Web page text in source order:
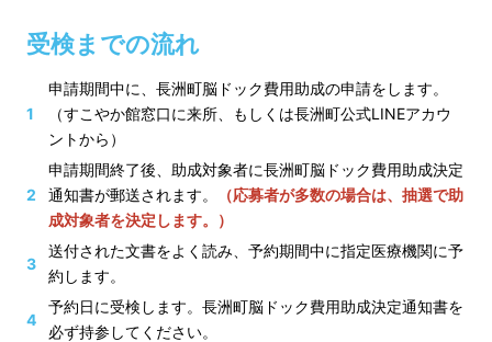
受検までの流れ
申請期間中に、長洲町脳ドック費用助成の申請をします。
（すこやか館窓口に来所、もしくは長洲町公式LINEアカウ
ントから）
申請期間終了後、助成対象者に長洲町脳ドック費用助成決定
通知書が郵送されます。
（応募者が多数の場合は、抽選で助
成対象者を決定します。）
送付された文書をよく読み、予約期間中に指定医療機関に予
約します。
予約日に受検します。長洲町脳ドック費用助成決定通知書を
必ず持参してください。